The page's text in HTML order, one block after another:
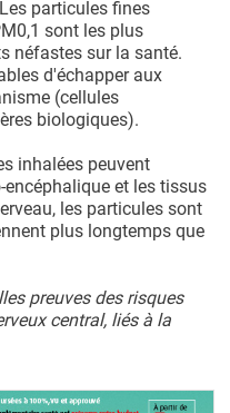
particules fines
sont les plus
néfastes sur la santé.
d'échapper aux
(cellules
biologiques).
inhalées peuvent
et les tissus
les particules sont
plus longtemps que
preuves des risques
central, liés à la